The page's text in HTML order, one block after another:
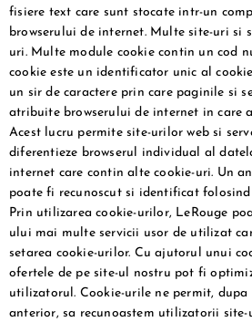
fisiere text care sunt stocate intr-un
browserului de internet. Multe site-uri si
uri. Multe module cookie contin un cod
cookie este un identificator unic al
un sir de caractere prin care paginile si
atribuite browserului de internet in care
Acest lucru permite site-urilor web si
diferentieze browserul individual al
internet care contin alte cookie-uri. Un
poate fi recunoscut si identificat folosind
Prin utilizarea cookie-urilor, LeRouge
ului mai multe servicii usor de utilizat
setarea cookie-urilor. Cu ajutorul unui
ofertele de pe site-ul nostru pot fi
utilizatorul. Cookie-urile ne permit,
anterior, sa recunoastem utilizatorii site-